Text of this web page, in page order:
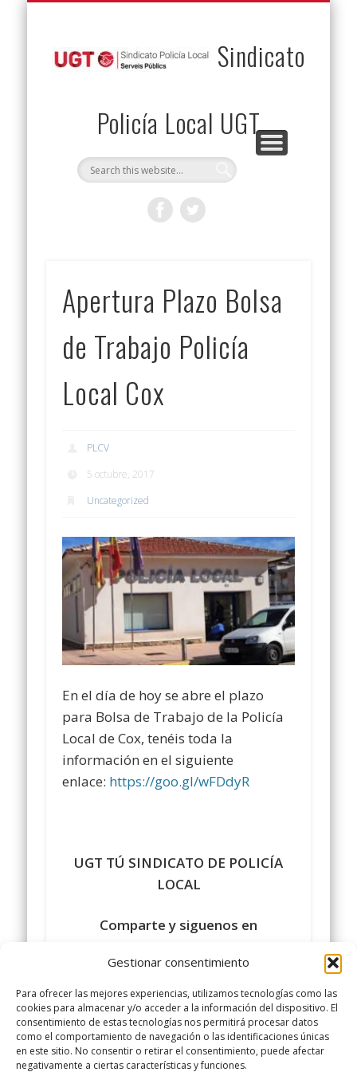
Gestionar consentimiento
Para ofrecer las mejores experiencias, utilizamos tecnologías como las
cookies para almacenar y/o acceder a la información del dispositivo. El
consentimiento de estas tecnologías nos permitirá procesar datos
como el comportamiento de navegación o las identificaciones únicas
en este sitio. No consentir o retirar el consentimiento, puede afectar
negativamente a ciertas características y funciones.
Sindicato
Policía Local UGT
Apertura Plazo Bolsa
de Trabajo Policía
Local Cox
PLCV
5 octubre, 2017
Uncategorized
En el día de hoy se abre el plazo
para Bolsa de Trabajo de la Policía
Local de Cox, tenéis toda la
información en el siguiente
enlace: https://goo.gl/wFDdyR
UGT TÚ SINDICATO DE POLICÍA
LOCAL
Comparte y siguenos en
https://www.facebook.com/policialocalugt/
#sindicatopolicialocalugt#UGT
+Sindicato Policía Local UGT
twitter.com/UGTPoliciaLocal
http://www.policialocalugt.es